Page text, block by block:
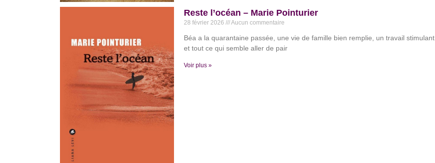
Reste l’océan – Marie Pointurier
28 février 2026 Aucun commentaire
Béa a la quarantaine passée, une vie de famille bien remplie, un travail stimulant
et tout ce qui semble aller de pair
Voir plus »